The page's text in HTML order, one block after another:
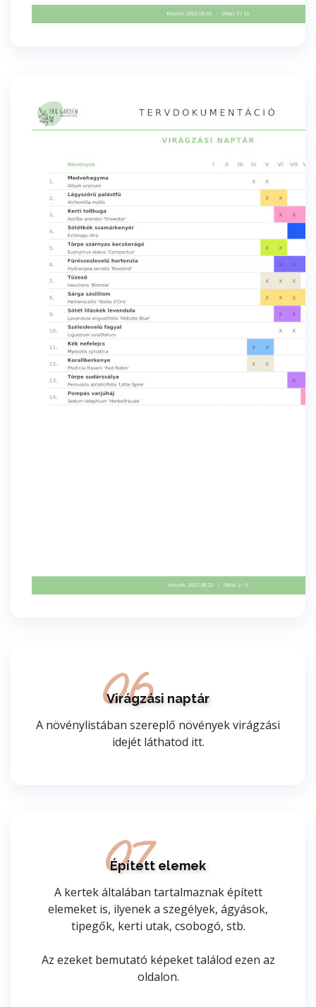
06
Virágzási naptár
A növénylistában szereplő növények virágzási
idejét láthatod itt.
07
Épített elemek
A kertek általában tartalmaznak épített
elemeket is, ilyenek a szegélyek, ágyások,
tipegők, kerti utak, csobogó, stb.
Az ezeket bemutató képeket találod ezen az
oldalon.